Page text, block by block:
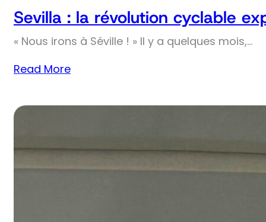
Sevilla : la révolution cyclable
« Nous irons à Séville ! » Il y a quelques mois,…
Read More